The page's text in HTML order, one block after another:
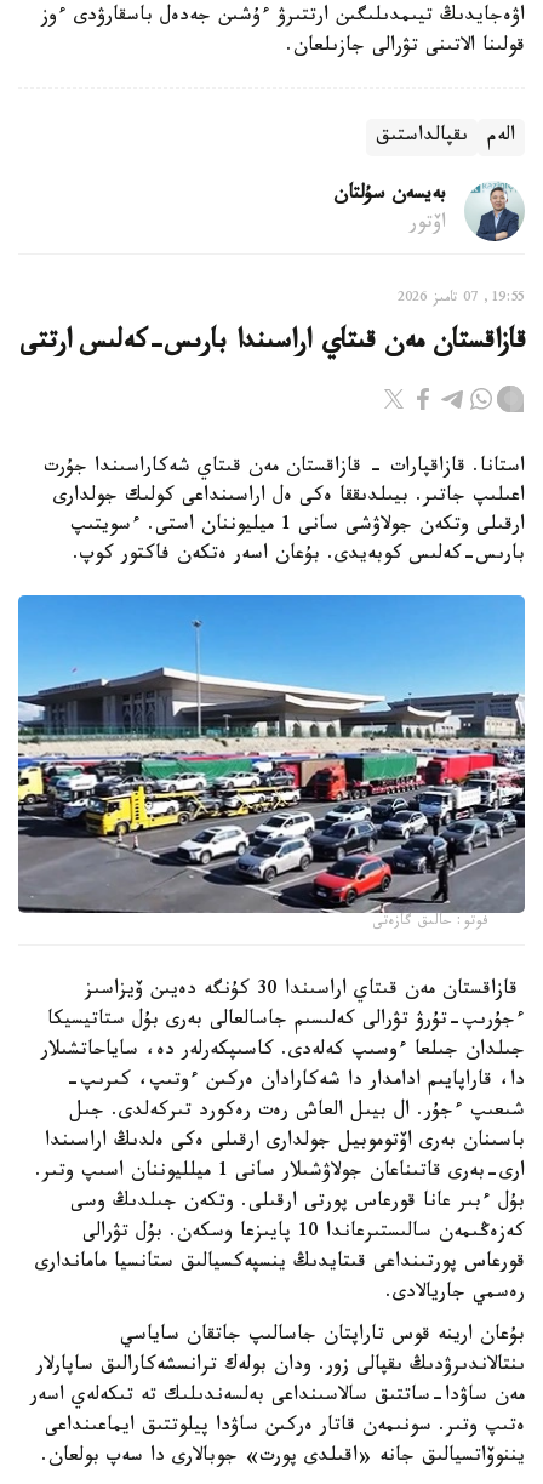
اۋەجايدىڭ تيىمدىلىگىن ارتتىرۋ ءۇشىن جەدەل باسقارۋدى ءوز
قولىنا الاتىنى تۋرالى جازىلعان.
الەم ىقپالداستىق
بەيسەن سۇلتان
اۆتور
19:55, 07 تامىز 2026
قازاقستان مەن قىتاي اراسىندا بارىس-كەلىس ارتتى
استانا. قازاقپارات - قازاقستان مەن قىتاي شەكاراسىندا جۇرت
اعىلىپ جاتىر. بيىلدىققا ەكى ەل اراسىنداعى كولىك جولدارى
ارقىلى وتكەن جولاۋشى سانى 1 ميليوننان استى. ءسويتىپ
بارىس-كەلىس كوبەيدى. بۇعان اسەر ەتكەن فاكتور كوپ.
فوتو: حالىق گازەتى
قازاقستان مەن قىتاي اراسىندا 30 كۇنگە دەيىن ۆيزاسىز
ءجۇرىپ-تۇرۋ تۋرالى كەلىسىم جاسالعالى بەرى بۇل ستاتيسيكا
جىلدان جىلعا ءوسىپ كەلەدى. كاسىپكەرلەر دە، ساياحاتشىلار
دا، قاراپايىم ادامدار دا شەكارادان ەركىن ءوتىپ، كىرىپ-
شىعىپ ءجۇر. ال بيىل العاش رەت رەكورد تىركەلدى. جىل
باسىنان بەرى اۆتوموبيل جولدارى ارقىلى ەكى ەلدىڭ اراسىندا
ارى-بەرى قاتىناعان جولاۋشىلار سانى 1 ميلليوننان اسىپ وتىر.
بۇل ءبىر عانا قورعاس پورتى ارقىلى. وتكەن جىلدىڭ وسى
كەزەڭىمەن سالىستىرعاندا 10 پايىزعا وسكەن. بۇل تۋرالى
قورعاس پورتىنداعى قىتايدىڭ ينسپەكسيالىق ستانسيا ماماندارى
رەسمي جاريالادى.
بۇعان ارينە قوس تاراپتان جاسالىپ جاتقان ساياسي
ىنتالاندىرۋدىڭ ىقپالى زور. ودان بولەك ترانسشەكارالىق ساپارلار
مەن ساۋدا-ساتتىق سالاسىنداعى بەلسەندىلىك تە تىكەلەي اسەر
ەتىپ وتىر. سونىمەن قاتار ەركىن ساۋدا پيلوتتىق ايماعىنداعى
يننوۆاتسيالىق جانە «اقىلدى پورت» جوبالارى دا سەپ بولعان.